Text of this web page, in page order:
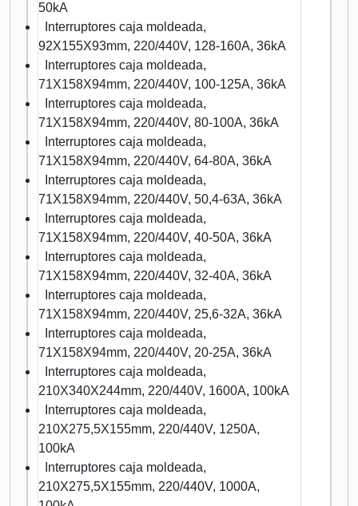
50kA
Interruptores caja moldeada,
92X155X93mm, 220/440V, 128-160A, 36kA
Interruptores caja moldeada,
71X158X94mm, 220/440V, 100-125A, 36kA
Interruptores caja moldeada,
71X158X94mm, 220/440V, 80-100A, 36kA
Interruptores caja moldeada,
71X158X94mm, 220/440V, 64-80A, 36kA
Interruptores caja moldeada,
71X158X94mm, 220/440V, 50,4-63A, 36kA
Interruptores caja moldeada,
71X158X94mm, 220/440V, 40-50A, 36kA
Interruptores caja moldeada,
71X158X94mm, 220/440V, 32-40A, 36kA
Interruptores caja moldeada,
71X158X94mm, 220/440V, 25,6-32A, 36kA
Interruptores caja moldeada,
71X158X94mm, 220/440V, 20-25A, 36kA
Interruptores caja moldeada,
210X340X244mm, 220/440V, 1600A, 100kA
Interruptores caja moldeada,
210X275,5X155mm, 220/440V, 1250A,
100kA
Interruptores caja moldeada,
210X275,5X155mm, 220/440V, 1000A,